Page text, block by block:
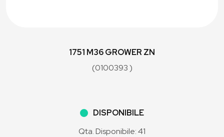
1751 M36 GROWER ZN
(0100393 )
DISPONIBILE
Qta. Disponibile: 41